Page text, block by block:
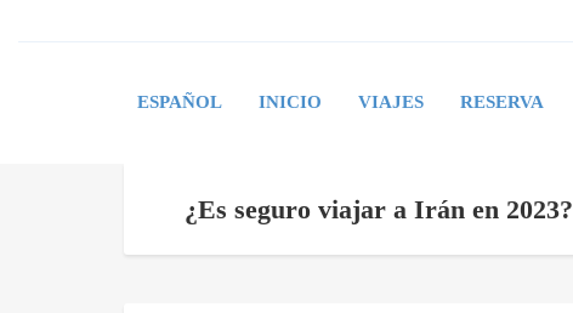
ESPAÑOL INICIO VIAJES RESERVA
¿Es seguro viajar a Irán en 2023?